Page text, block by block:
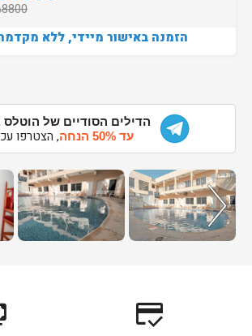
8800
הזמנה באישור מיידי, ללא
הדילים הסודיים של
עד 50% הנחה
, הצטרפו
credit_score